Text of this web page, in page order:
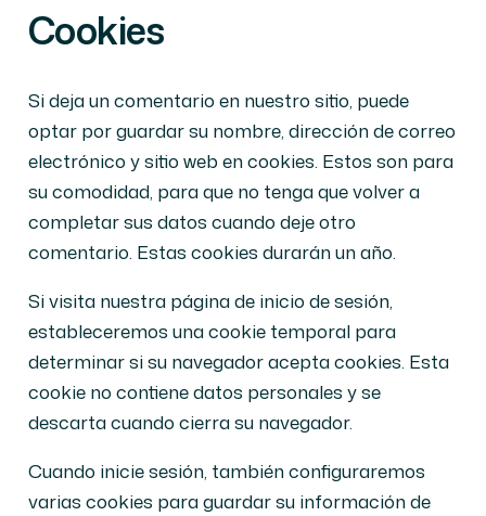
Cookies
Si deja un comentario en nuestro sitio, puede
optar por guardar su nombre, dirección de correo
electrónico y sitio web en cookies. Estos son para
su comodidad, para que no tenga que volver a
completar sus datos cuando deje otro
comentario. Estas cookies durarán un año.
Si visita nuestra página de inicio de sesión,
estableceremos una cookie temporal para
determinar si su navegador acepta cookies. Esta
cookie no contiene datos personales y se
descarta cuando cierra su navegador.
Cuando inicie sesión, también configuraremos
varias cookies para guardar su información de